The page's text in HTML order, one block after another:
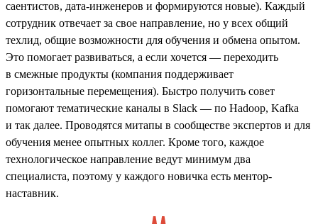
саентистов, дата-инженеров и формируются новые). Каждый
сотрудник отвечает за свое направление, но у всех общий
техлид, общие возможности для обучения и обмена опытом.
Это помогает развиваться, а если хочется — переходить
в смежные продукты (компания поддерживает
горизонтальные перемещения). Быстро получить совет
помогают тематические каналы в Slack — по Hadoop, Kafka
и так далее. Проводятся митапы в сообществе экспертов и для
обучения менее опытных коллег. Кроме того, каждое
технологическое направление ведут минимум два
специалиста, поэтому у каждого новичка есть ментор-
наставник.